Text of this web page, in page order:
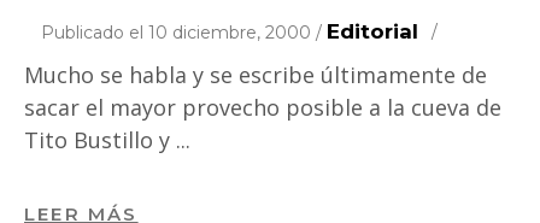
Publicado el 10 diciembre, 2000 / Editorial
Mucho se habla y se escribe últimamente de
sacar el mayor provecho posible a la cueva de
Tito Bustillo y
LEER MÁS